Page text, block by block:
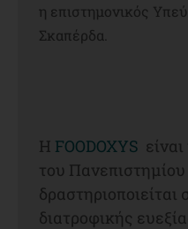
η επιστημονικός
Σκαπέρδα.
Η FOODOXYS
του
διατροφικής